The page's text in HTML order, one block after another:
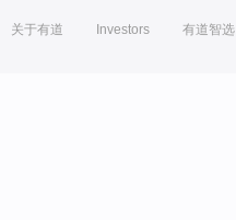
关于有道 Investors 有道智选